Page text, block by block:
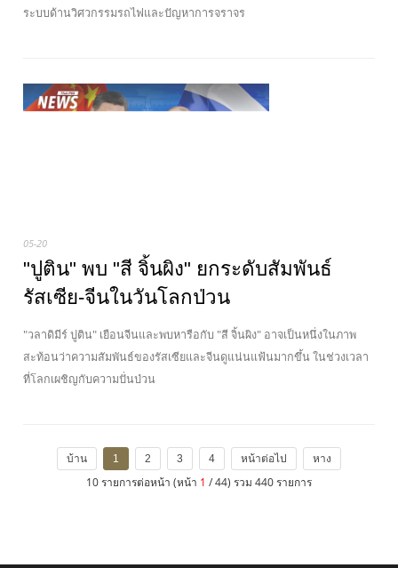
ระบบด้านวิศวกรรมรถไฟและปัญหาการจราจร
05-20
"ปูติน" พบ "สี จิ้นผิง" ยกระดับสัมพันธ์
รัสเซีย-จีนในวันโลกป่วน
"วลาดิมีร์ ปูติน" เยือนจีนและพบหารือกับ "สี จิ้นผิง" อาจเป็นหนึ่งในภาพ
สะท้อนว่าความสัมพันธ์ของรัสเซียและจีนดูแน่นแฟ้นมากขึ้น ในช่วงเวลา
ที่โลกเผชิญกับความปั่นป่วน
บ้าน 1 2 3 4 หน้าต่อไป หาง
10 รายการต่อหน้า (หน้า 1 / 44) รวม 440 รายการ